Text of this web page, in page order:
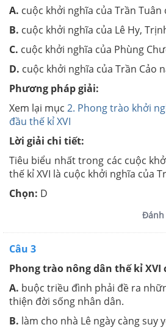
A. cuộc khởi nghĩa của Trần Tuân
B. cuộc khởi nghĩa của Lê Hy,
C. cuộc khởi nghĩa của Phùng
D. cuộc khởi nghĩa của Trần Cảo
Phương pháp giải:
Xem lại mục 2. Phong trào khởi
đầu thế kỉ XVI
Lời giải chi tiết:
Tiêu biểu nhất trong các cuộc
thế kỉ XVI là cuộc khởi nghĩa của
Chọn: D
Đánh
Câu 3
Phong trào nông dân thế kỉ XVI
A. buộc triều đình phải đề ra
thiện đời sống nhân dân.
B. làm cho nhà Lê ngày càng suy